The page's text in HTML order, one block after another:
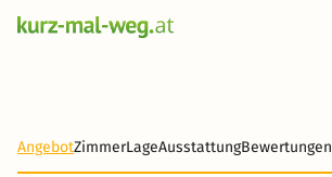
AngebotZimmerLageAusstattungBewertungen